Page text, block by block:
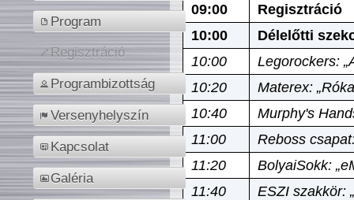
Program
Regisztráció
Programbizottság
Versenyhelyszín
Kapcsolat
Galéria
09:00
Regisztráció
10:00
Délelőtti
10:00
Legorockers:
10:20
Materex:
10:40
Murphy's
11:00
Reboss
11:20
BolyaiSokk:
11:40
ESZI szakkör: